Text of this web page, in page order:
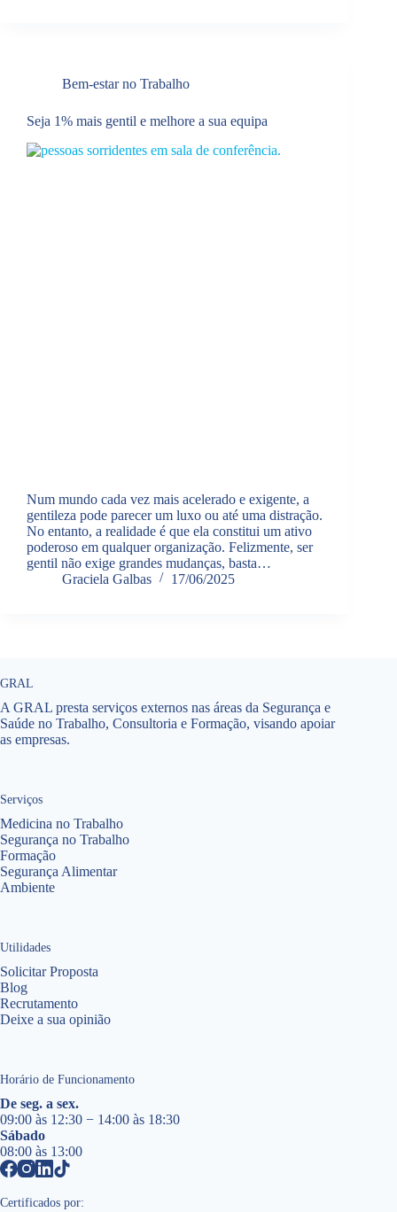
Bem-estar no Trabalho
Seja 1% mais gentil e melhore a sua equipa
Num mundo cada vez mais acelerado e exigente, a
gentileza pode parecer um luxo ou até uma distração.
No entanto, a realidade é que ela constitui um ativo
poderoso em qualquer organização. Felizmente, ser
gentil não exige grandes mudanças, basta…
Graciela Galbas
17/06/2025
GRAL
A GRAL presta serviços externos nas áreas da Segurança e
Saúde no Trabalho, Consultoria e Formação, visando apoiar
as empresas.
Serviços
Medicina no Trabalho
Segurança no Trabalho
Formação
Segurança Alimentar
Ambiente
Utilidades
Solicitar Proposta
Blog
Recrutamento
Deixe a sua opinião
Horário de Funcionamento
De seg. a sex.
09:00 às 12:30 − 14:00 às 18:30
Sábado
08:00 às 13:00
Certificados por: